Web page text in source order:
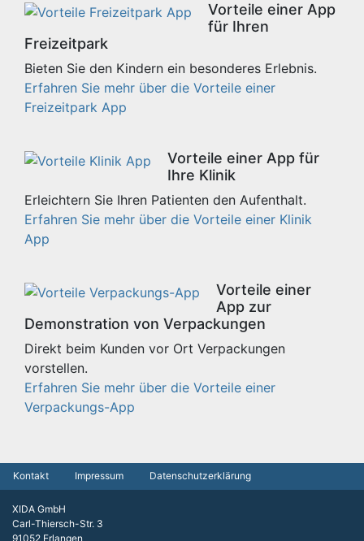
Vorteile einer App
für Ihren
Freizeitpark
Bieten Sie den Kindern ein besonderes Erlebnis.
Erfahren Sie mehr über die Vorteile einer
Freizeitpark App
Vorteile einer App für
Ihre Klinik
Erleichtern Sie Ihren Patienten den Aufenthalt.
Erfahren Sie mehr über die Vorteile einer Klinik
App
Vorteile einer
App zur
Demonstration von Verpackungen
Direkt beim Kunden vor Ort Verpackungen
vorstellen.
Erfahren Sie mehr über die Vorteile einer
Verpackungs-App
Kontakt Impressum Datenschutzerklärung
XIDA GmbH
Carl-Thiersch-Str. 3
91052 Erlangen